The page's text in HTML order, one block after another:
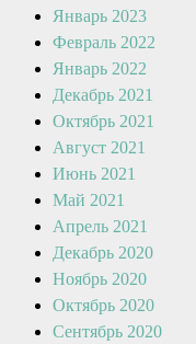
Январь 2023
Февраль 2022
Январь 2022
Декабрь 2021
Октябрь 2021
Август 2021
Июнь 2021
Май 2021
Апрель 2021
Декабрь 2020
Ноябрь 2020
Октябрь 2020
Сентябрь 2020